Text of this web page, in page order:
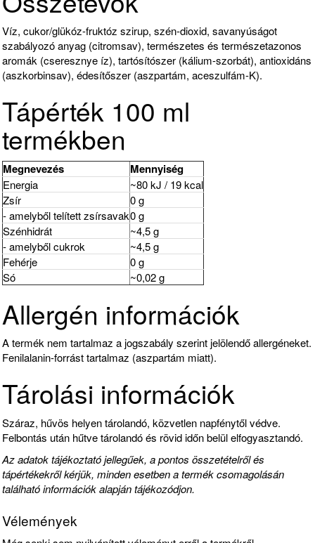
Víz, cukor/glükóz-fruktóz szirup, szén-dioxid, savanyúságot
szabályozó anyag (citromsav), természetes és természetazonos
aromák (cseresznye íz), tartósítószer (kálium-szorbát), antioxidáns
(aszkorbinsav), édesítőszer (aszpartám, aceszulfám-K).
Tápérték 100 ml
termékben
Megnevezés Mennyiség
Energia
~80 kJ / 19 kcal
Zsír
0 g
- amelyből telített zsírsavak0 g
Szénhidrát
~4,5 g
- amelyből cukrok
~4,5 g
Fehérje
0 g
Só
~0,02 g
Allergén információk
A termék nem tartalmaz a jogszabály szerint jelölendő allergéneket.
Fenilalanin-forrást tartalmaz (aszpartám miatt).
Tárolási információk
Száraz, hűvös helyen tárolandó, közvetlen napfénytől védve.
Felbontás után hűtve tárolandó és rövid időn belül elfogyasztandó.
Az adatok tájékoztató jellegűek, a pontos összetételről és
tápértékekről kérjük, minden esetben a termék csomagolásán
található információk alapján tájékozódjon.
Vélemények